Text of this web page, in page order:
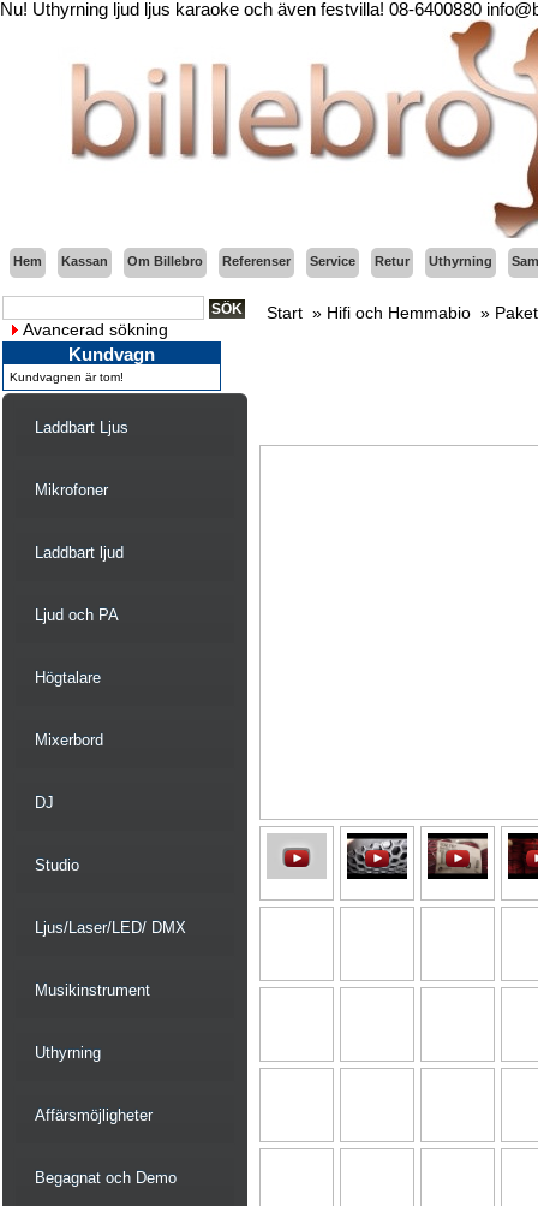
Nu! Uthyrning ljud ljus karaoke och även festvilla! 08-6400880
Hem Kassan Om Billebro Referenser Service Retur Uthyrning
Avancerad sökning
Kundvagn
Kundvagnen är tom!
Laddbart Ljus
Mikrofoner
Laddbart ljud
Ljud och PA
Högtalare
Mixerbord
DJ
Studio
Ljus/Laser/LED/ DMX
Musikinstrument
Uthyrning
Affärsmöjligheter
Begagnat och Demo
Start » Hifi och Hemmabio »